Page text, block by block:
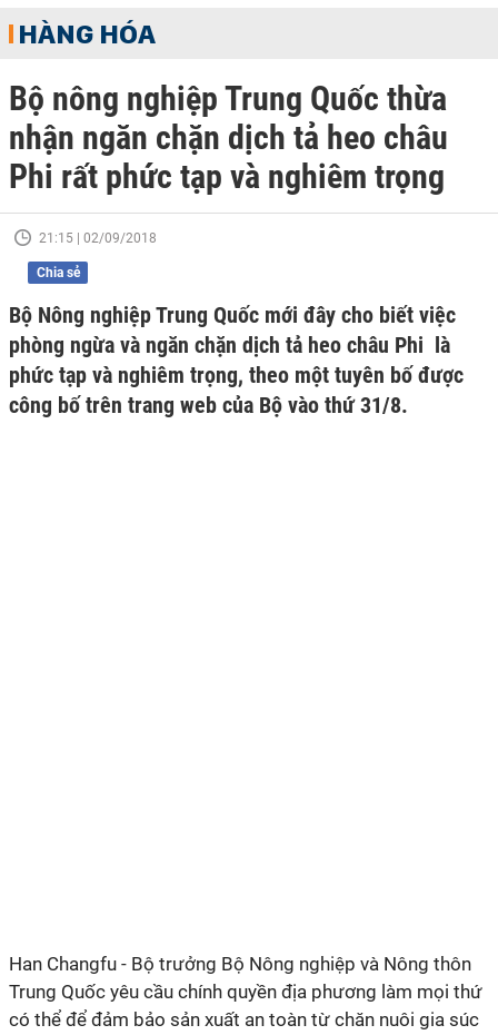
HÀNG HÓA
Bộ nông nghiệp Trung Quốc thừa
nhận ngăn chặn dịch tả heo châu
Phi rất phức tạp và nghiêm trọng
21:15 | 02/09/2018
Chia sẻ
Bộ Nông nghiệp Trung Quốc mới đây cho biết việc
phòng ngừa và ngăn chặn dịch tả heo châu Phi là
phức tạp và nghiêm trọng, theo một tuyên bố được
công bố trên trang web của Bộ vào thứ 31/8.
Han Changfu - Bộ trưởng Bộ Nông nghiệp và Nông thôn
Trung Quốc yêu cầu chính quyền địa phương làm mọi thứ
có thể để đảm bảo sản xuất an toàn từ chăn nuôi gia súc